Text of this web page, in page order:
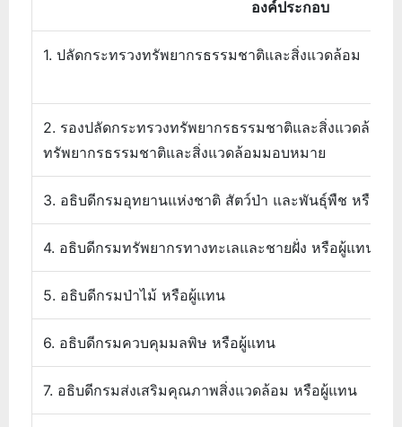
องค์ประกอบ
1. ปลัดกระทรวงทรัพยากรธรรมชาติและสิ่งแวดล้อม
2. รองปลัดกระทรวงทรัพยากรธรรมชาติและสิ่งแวดล้อม
ทรัพยากรธรรมชาติและสิ่งแวดล้อมมอบหมาย
3. อธิบดีกรมอุทยานแห่งชาติ สัตว์ป่า และพันธุ์พืช หรือผู้แ
4. อธิบดีกรมทรัพยากรทางทะเลและชายฝั่ง หรือผู้แทน
5. อธิบดีกรมป่าไม้ หรือผู้แทน
6. อธิบดีกรมควบคุมมลพิษ หรือผู้แทน
7. อธิบดีกรมส่งเสริมคุณภาพสิ่งแวดล้อม หรือผู้แทน